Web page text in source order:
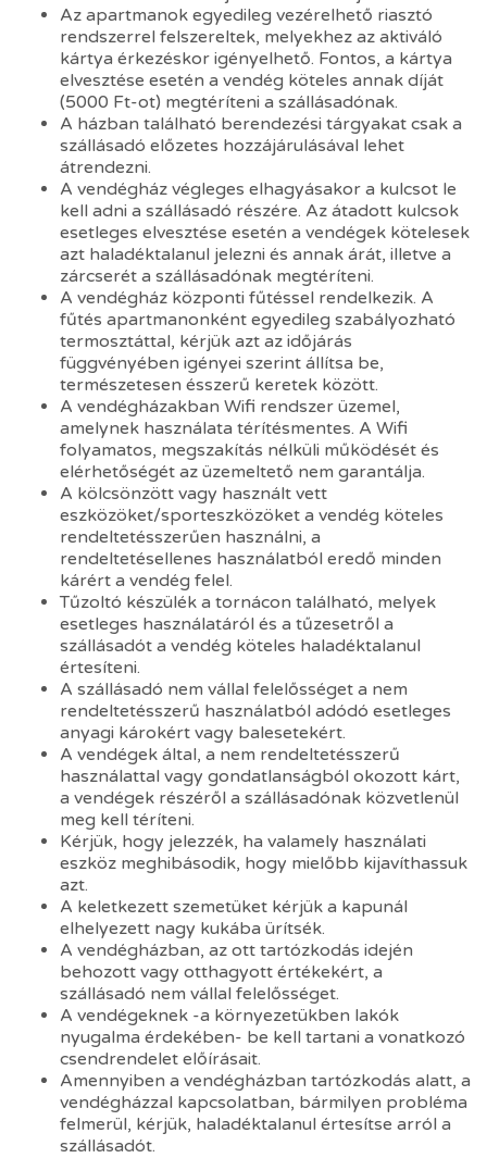
Az apartmanok egyedileg vezérelhető riasztó
rendszerrel felszereltek, melyekhez az aktiváló
kártya érkezéskor igényelhető. Fontos, a kártya
elvesztése esetén a vendég köteles annak díját
(5000 Ft-ot) megtéríteni a szállásadónak.
A házban található berendezési tárgyakat csak a
szállásadó előzetes hozzájárulásával lehet
átrendezni.
A vendégház végleges elhagyásakor a kulcsot le
kell adni a szállásadó részére. Az átadott kulcsok
esetleges elvesztése esetén a vendégek kötelesek
azt haladéktalanul jelezni és annak árát, illetve a
zárcserét a szállásadónak megtéríteni.
A vendégház központi fűtéssel rendelkezik. A
fűtés apartmanonként egyedileg szabályozható
termosztáttal, kérjük azt az időjárás
függvényében igényei szerint állítsa be,
természetesen ésszerű keretek között.
A vendégházakban Wifi rendszer üzemel,
amelynek használata térítésmentes. A Wifi
folyamatos, megszakítás nélküli működését és
elérhetőségét az üzemeltető nem garantálja.
A kölcsönzött vagy használt vett
eszközöket/sporteszközöket a vendég köteles
rendeltetésszerűen használni, a
rendeltetésellenes használatból eredő minden
kárért a vendég felel.
Tűzoltó készülék a tornácon található, melyek
esetleges használatáról és a tűzesetről a
szállásadót a vendég köteles haladéktalanul
értesíteni.
A szállásadó nem vállal felelősséget a nem
rendeltetésszerű használatból adódó esetleges
anyagi károkért vagy balesetekért.
A vendégek által, a nem rendeltetésszerű
használattal vagy gondatlanságból okozott kárt,
a vendégek részéről a szállásadónak közvetlenül
meg kell téríteni.
Kérjük, hogy jelezzék, ha valamely használati
eszköz meghibásodik, hogy mielőbb kijavíthassuk
azt.
A keletkezett szemetüket kérjük a kapunál
elhelyezett nagy kukába ürítsék.
A vendégházban, az ott tartózkodás idején
behozott vagy otthagyott értékekért, a
szállásadó nem vállal felelősséget.
A vendégeknek -a környezetükben lakók
nyugalma érdekében- be kell tartani a vonatkozó
csendrendelet előírásait.
Amennyiben a vendégházban tartózkodás alatt, a
vendégházzal kapcsolatban, bármilyen probléma
felmerül, kérjük, haladéktalanul értesítse arról a
szállásadót.